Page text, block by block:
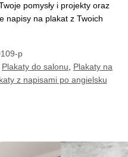
pomysły i projekty oraz
napisy na plakat z Twoich
p
Plakaty do salonu, Plakaty na
z napisami po angielsku